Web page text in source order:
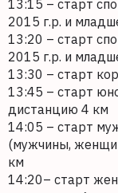
13:15 – старт
2015 г.р. и
13:20 – старт
2015 г.р. и
13:30 – старт
13:45 – старт
дистанцию 4 км
14:05 – старт
(мужчины,
км
14:20– старт